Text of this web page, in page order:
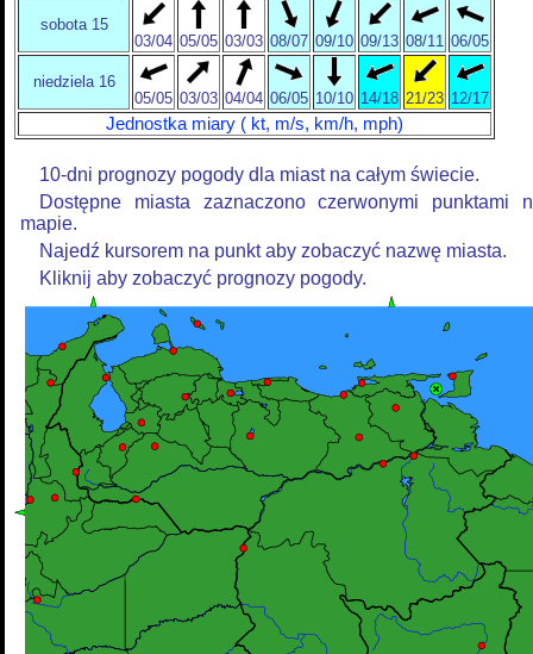
sobota 15
03/04 05/05 03/03 08/07 09/10 09/13 08/11 06/05
niedziela 16
05/05 03/03 04/04 06/05 10/10 14/18 21/23 12/17
Jednostka miary ( kt, m/s, km/h, mph)
10-dni prognozy pogody dla miast na całym świecie.
Dostępne miasta zaznaczono czerwonymi punktami
mapie.
Najedź kursorem na punkt aby zobaczyć nazwę miasta.
Kliknij aby zobaczyć prognozy pogody.